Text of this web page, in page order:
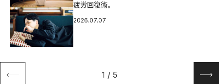
疲労回復術。
2026.07.07
1 / 5